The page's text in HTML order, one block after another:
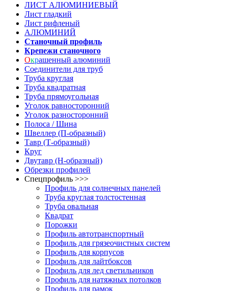
ЛИСТ АЛЮМИНИЕВЫЙ
Лист гладкий
Лист рифленый
АЛЮМИНИЙ
Станочный профиль
Крепежи станочного
Окрашенный алюминий
Соединители для труб
Труба круглая
Труба квадратная
Труба прямоугольная
Уголок равносторонний
Уголок разносторонний
Полоса / Шина
Швеллер (П-образный)
Тавр (Т-образный)
Круг
Двутавр (H-образный)
Обрезки профилей
Спецпрофиль >>>
Профиль для солнечных панелей
Труба круглая толстостенная
Труба овальная
Квадрат
Порожки
Профиль автотранспортный
Профиль для грязеочистных систем
Профиль для корпусов
Профиль для лайтбоксов
Профиль для лед светильников
Профиль для натяжных потолков
Профиль для рамок